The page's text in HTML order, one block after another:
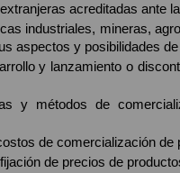
acreditadas ante
industriales, mineras,
aspectos y posibilidades
y lanzamiento o
y métodos de
de comercialización de
de precios de